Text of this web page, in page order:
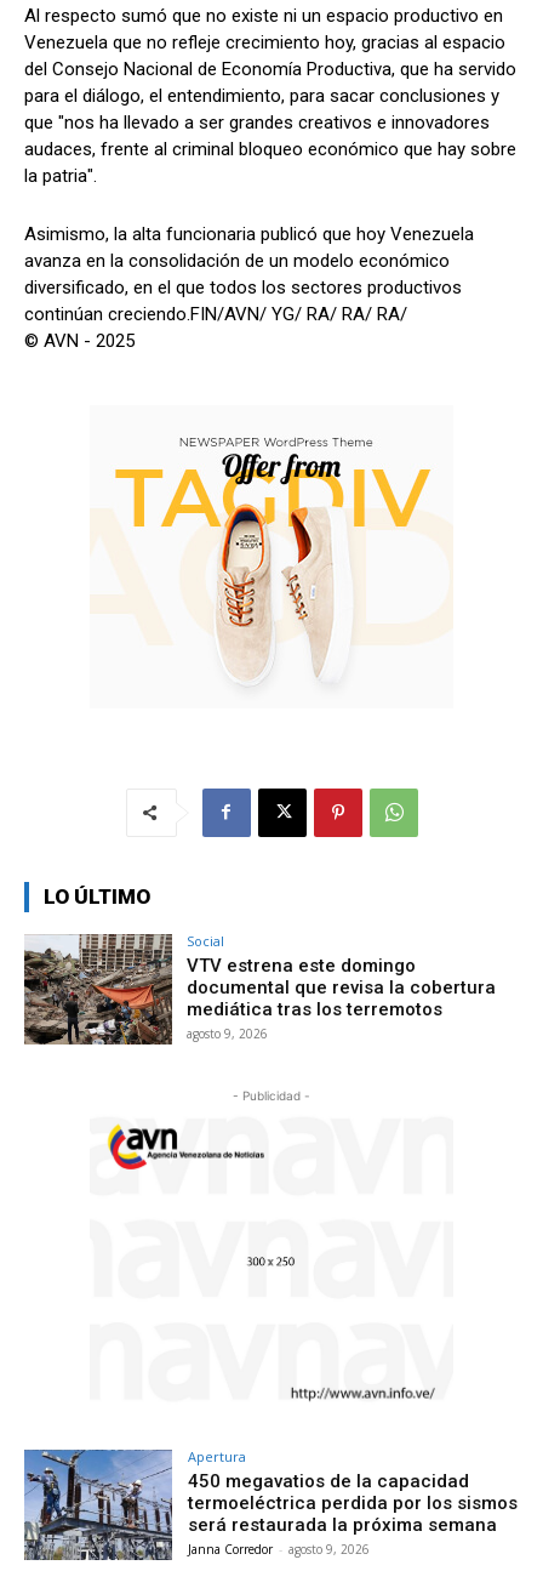
Al respecto sumó que no existe ni un espacio productivo en
Venezuela que no refleje crecimiento hoy, gracias al espacio
del Consejo Nacional de Economía Productiva, que ha servido
para el diálogo, el entendimiento, para sacar conclusiones y
que "nos ha llevado a ser grandes creativos e innovadores
audaces, frente al criminal bloqueo económico que hay sobre
la patria".
Asimismo, la alta funcionaria publicó que hoy Venezuela
avanza en la consolidación de un modelo económico
diversificado, en el que todos los sectores productivos
continúan creciendo.FIN/AVN/ YG/ RA/ RA/ RA/
© AVN - 2025
LO ÚLTIMO
Social
VTV estrena este domingo
documental que revisa la cobertura
mediática tras los terremotos
agosto 9, 2026
- Publicidad -
Apertura
450 megavatios de la capacidad
termoeléctrica perdida por los sismos
será restaurada la próxima semana
Janna Corredor - agosto 9, 2026